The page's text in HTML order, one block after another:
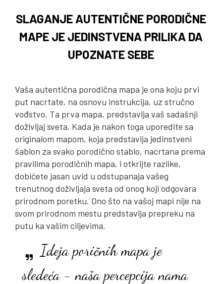
SLAGANJE AUTENTIČNE PORODIČNE
MAPE JE JEDINSTVENA PRILIKA DA
UPOZNATE SEBE
Vaša autentična porodična mapa je ona koju prvi
put nacrtate, na osnovu instrukcija, uz stručno
vođstvo. Ta prva mapa, predstavlja vaš sadašnji
doživljaj sveta. Kada je nakon toga uporedite sa
originalom mapom, koja predstavlja jedinstveni
šablon za svako porodično stablo, nacrtana prema
pravilima porodičnih mapa, i otkrijte razlike,
dobićete jasan uvid u odstupanaja vašeg
trenutnog doživljaja sveta od onog koji odgovara
prirodnom poretku. Ono što na vašoj mapi nije na
svom prirodnom mestu predstavlja prepreku na
putu ka vašim ciljevima.
Ideja poričnih mapa je
sledeća - naša percepcija nama